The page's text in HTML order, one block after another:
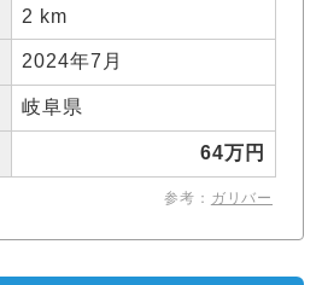
2 km
2024年7月
岐阜県
64万円
参考： ガリバー